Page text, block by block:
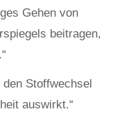
Gehen von
beitragen,
Stoffwechsel
auswirkt.“